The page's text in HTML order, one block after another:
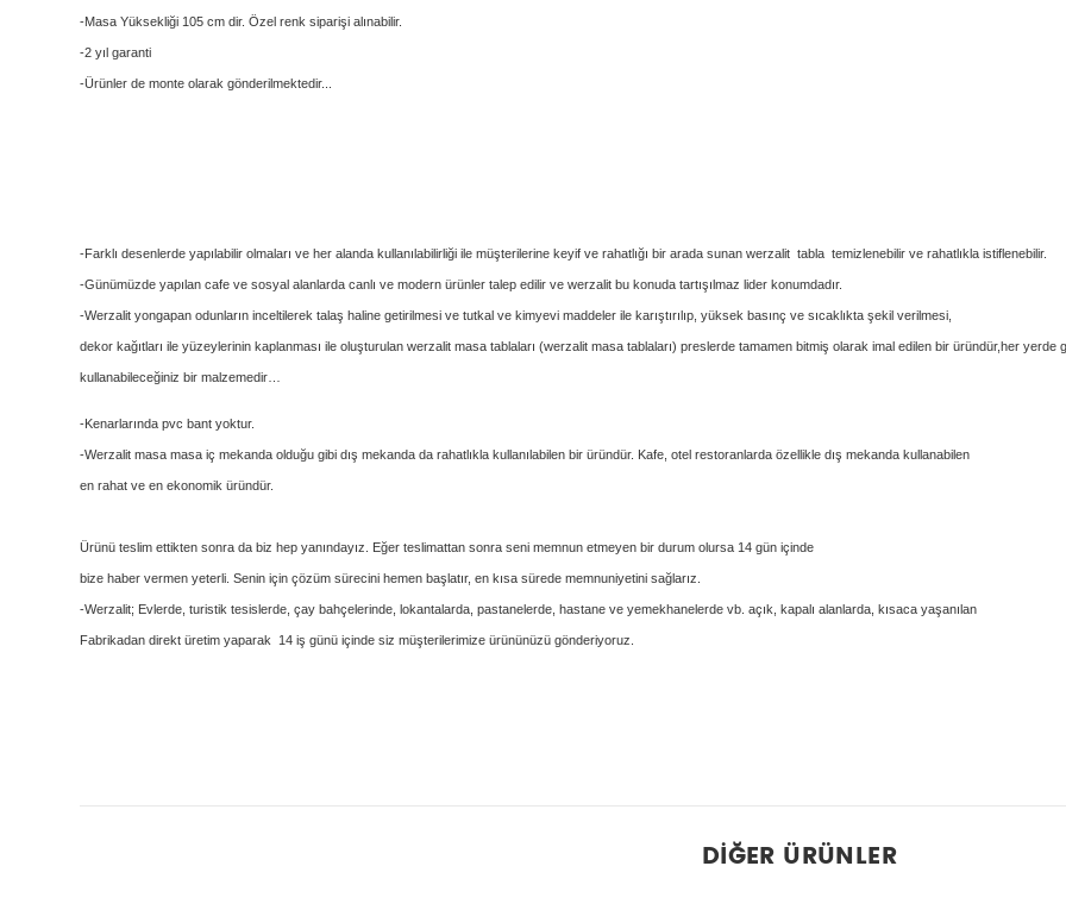
-Masa Yüksekliği 105 cm dir. Özel renk siparişi alınabilir.
-2 yıl garanti
-Ürünler de monte olarak gönderilmektedir...
-Farklı desenlerde yapılabilir olmaları ve her alanda kullanılabilirliği ile müşterilerine keyif ve rahatlığı bir arada sunan werzalit tabla temizlenebilir ve rahatlıkla istiflenebilir.
-Günümüzde yapılan cafe ve sosyal alanlarda canlı ve modern ürünler talep edilir ve werzalit bu konuda tartışılmaz lider konumdadır.
-Werzalit yongapan odunların inceltilerek talaş haline getirilmesi ve tutkal ve kimyevi maddeler ile karıştırılıp, yüksek basınç ve sıcaklıkta şekil verilmesi,
dekor kağıtları ile yüzeylerinin kaplanması ile oluşturulan werzalit masa tablaları (werzalit masa tablaları) preslerde tamamen bitmiş olarak imal edilen bir üründür,her yerde
kullanabileceğiniz bir malzemedir…
-Kenarlarında pvc bant yoktur.
-Werzalit masa masa iç mekanda olduğu gibi dış mekanda da rahatlıkla kullanılabilen bir üründür. Kafe, otel restoranlarda özellikle dış mekanda kullanabilen
en rahat ve en ekonomik üründür.
Ürünü teslim ettikten sonra da biz hep yanındayız. Eğer teslimattan sonra seni memnun etmeyen bir durum olursa 14 gün içinde
bize haber vermen yeterli. Senin için çözüm sürecini hemen başlatır, en kısa sürede memnuniyetini sağlarız.
-Werzalit; Evlerde, turistik tesislerde, çay bahçelerinde, lokantalarda, pastanelerde, hastane ve yemekhanelerde vb. açık, kapalı alanlarda, kısaca yaşanılan
Fabrikadan direkt üretim yaparak 14 iş günü içinde siz müşterilerimize ürününüzü gönderiyoruz.
DIĞER ÜRÜNLER